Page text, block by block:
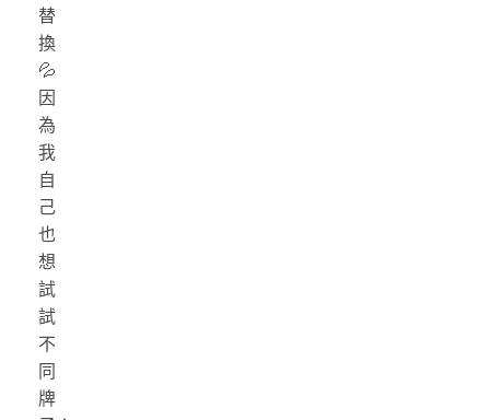
替
換
💦
因
為
我
自
己
也
想
試
試
不
同
牌